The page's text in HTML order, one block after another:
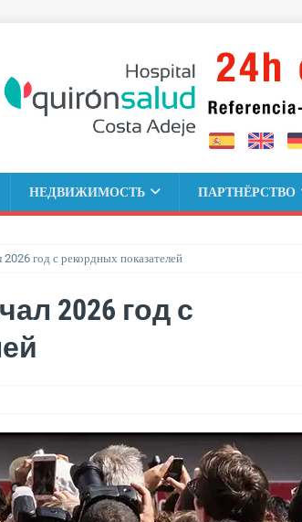
НЕДВИЖИМОСТЬ ПАРТНЁРСТВО
год с рекордных показателей
2026 год с